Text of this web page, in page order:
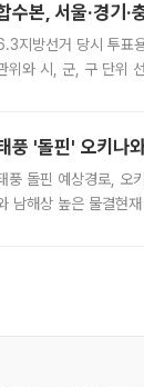
수본, 서울·경기·
지방선거 당시 투표
위와 시, 군, 구 단위
풍 '돌핀' 오키나
풍 돌핀 예상경로, 오
남해상 높은 물결현